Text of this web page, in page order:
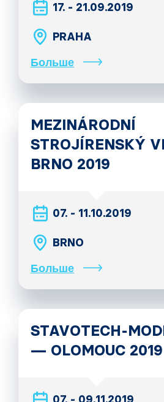
17. - 21.09.2019
PRAHA
Больше
MEZINÁRODNÍ
STROJÍRENSKÝ
BRNO 2019
07. - 11.10.2019
BRNO
Больше
STAVOTECH-
— OLOMOUC 2019